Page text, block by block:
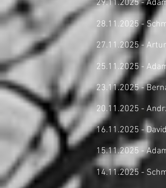
29.11.2025 -
28.11.2025 -
27.11.2025 -
25.11.2025 -
23.11.2025 -
20.11.2025 -
16.11.2025 -
15.11.2025 -
14.11.2025 -